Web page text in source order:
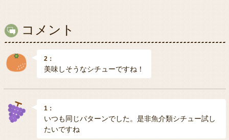
コメント
2：
美味しそうなシチューですね！
1：
いつも同じパターンでした。是非魚介類シチュー試し
たいですね